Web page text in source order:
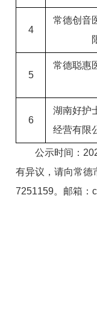
4
常德创音
5
常德聪惠
6
湖南好护
经营有限
公示时间：
有异议，请向常德
7251159。邮箱：